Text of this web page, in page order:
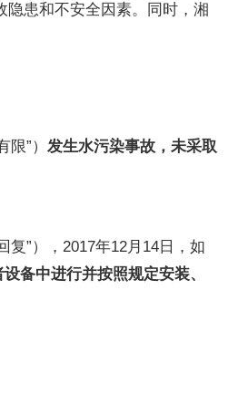
隐患和不安全因素。同时，湘
”） 发生水污染事故，未采取
”），2017年12月14日，如
备中进行并按照规定安装、